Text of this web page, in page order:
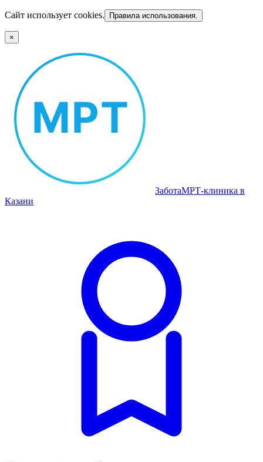
Сайт использует cookies. Правила использования.
×
ЗаботаМРТ‑клиника в
Казани